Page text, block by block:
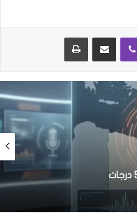
ڤايبر مشاركة عبر البريد طباعة